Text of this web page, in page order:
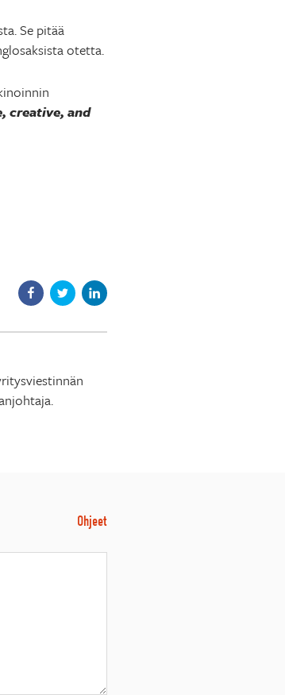
Se pitää
otetta.
creative, and
Ohjeet